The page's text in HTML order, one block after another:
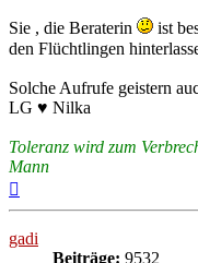
Sie , die Beraterin
ist
den Flüchtlingen
Solche Aufrufe geistern
LG ♥ Nilka
Toleranz wird zum
Mann
gadi
Beiträge: 9532